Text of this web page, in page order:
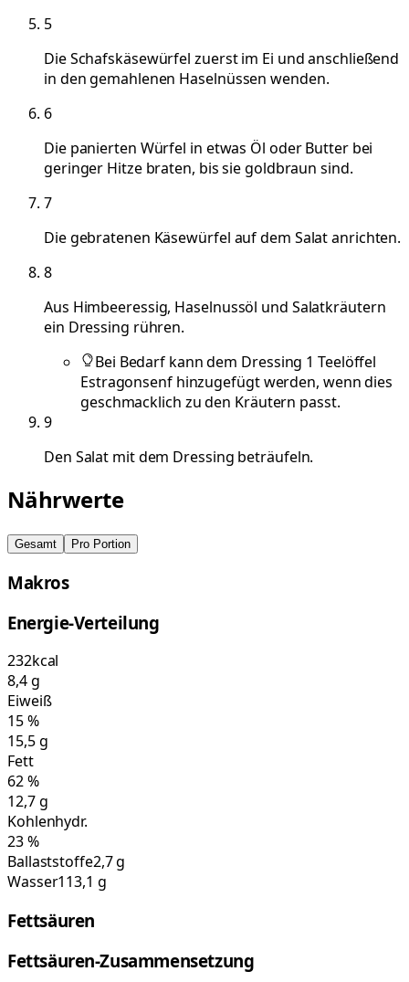
5
Die Schafskäsewürfel zuerst im Ei und anschließend
in den gemahlenen Haselnüssen wenden.
6
Die panierten Würfel in etwas Öl oder Butter bei
geringer Hitze braten, bis sie goldbraun sind.
7
Die gebratenen Käsewürfel auf dem Salat anrichten.
8
Aus Himbeeressig, Haselnussöl und Salatkräutern
ein Dressing rühren.
Bei Bedarf kann dem Dressing 1 Teelöffel
Estragonsenf hinzugefügt werden, wenn dies
geschmacklich zu den Kräutern passt.
9
Den Salat mit dem Dressing beträufeln.
Nährwerte
Gesamt Pro Portion
Makros
Energie-Verteilung
232kcal
8,4g
Eiweiß
15%
15,5g
Fett
62%
12,7g
Kohlenhydr.
23%
Ballaststoffe2,7 g
Wasser113,1 g
Fettsäuren
Fettsäuren-Zusammensetzung